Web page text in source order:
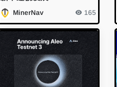
MinerNav 165